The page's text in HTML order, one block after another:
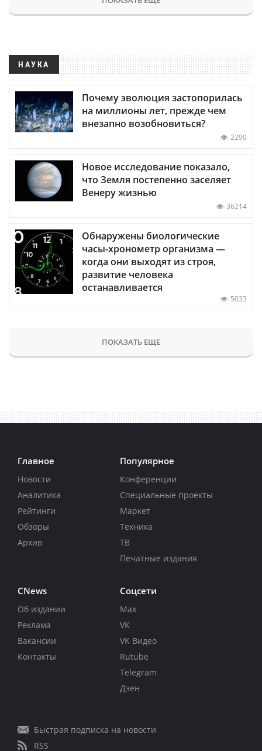
НАУКА
Почему эволюция застопорилась
на миллионы лет, прежде чем
внезапно возобновиться?
2290
Новое исследование показало,
что Земля постепенно заселяет
Венеру жизнью
36214
Обнаружены биологические
часы-хронометр организма —
когда они выходят из строя,
развитие человека
останавливается
5033
ПОКАЗАТЬ ЕЩЕ
Главное
Новости
Аналитика
Рейтинги
Обзоры
Архив
Популярное
Конференции
Специальные проекты
Маркет
Техника
ТВ
Печатные издания
CNews
Об издании
Реклама
Вакансии
Контакты
Соцсети
Max
VK
VK Видео
Rutube
Telegram
Дзен
Быстрая подписка на новости
RSS